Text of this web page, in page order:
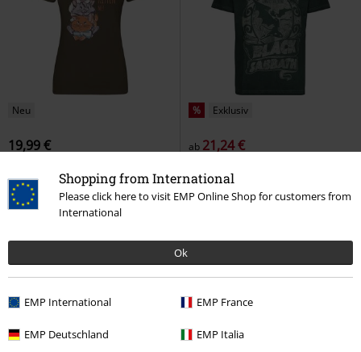
Shopping from International
Please click here to visit EMP Online Shop for customers from
International
Ok
EMP International EMP France
EMP Deutschland EMP Italia
Neu
19,99 €
Aristocats
T-Shirt
% Exklusiv
ab 21,24 €
Sabbath